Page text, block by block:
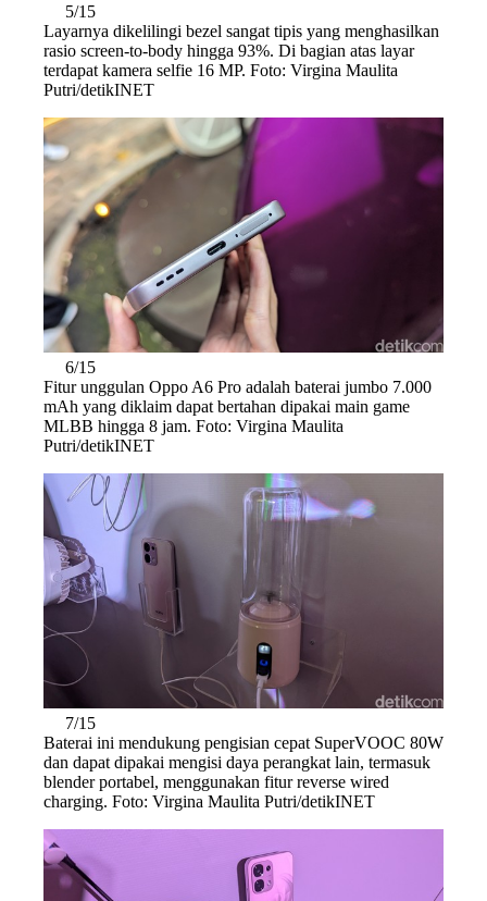
5/15
Layarnya dikelilingi bezel sangat tipis yang menghasilkan
rasio screen-to-body hingga 93%. Di bagian atas layar
terdapat kamera selfie 16 MP. Foto: Virgina Maulita
Putri/detikINET
6/15
Fitur unggulan Oppo A6 Pro adalah baterai jumbo 7.000
mAh yang diklaim dapat bertahan dipakai main game
MLBB hingga 8 jam. Foto: Virgina Maulita
Putri/detikINET
7/15
Baterai ini mendukung pengisian cepat SuperVOOC 80W
dan dapat dipakai mengisi daya perangkat lain, termasuk
blender portabel, menggunakan fitur reverse wired
charging. Foto: Virgina Maulita Putri/detikINET